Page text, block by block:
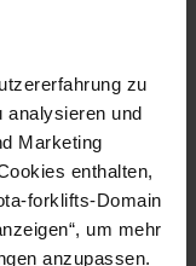
zu
analysieren und
Marketing
enthalten,
forklifts-Domain
um mehr
anzupassen.
das die
die
Dieser
zu
Situationen
Effektivität zu